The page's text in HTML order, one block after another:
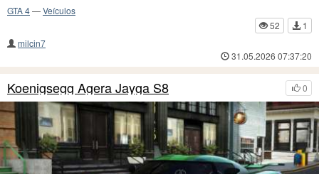
GTA 4—Veículos
52
1
milcin7
31.05.2026 07:37:20
0
Koenigsegg Agera Jayga S8